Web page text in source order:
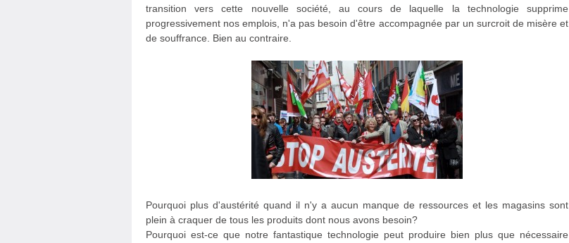
transition vers cette nouvelle société, au cours de laquelle la technologie supprime
progressivement nos emplois, n'a pas besoin d'être accompagnée par un surcroit de misère et
de souffrance. Bien au contraire.
Pourquoi plus d'austérité quand il n'y a aucun manque de ressources et les magasins sont
plein à craquer de tous les produits dont nous avons besoin?
Pourquoi est-ce que notre fantastique technologie peut produire bien plus que nécessaire